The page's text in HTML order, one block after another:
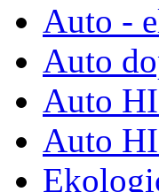
Auto -
Auto
Auto
Auto